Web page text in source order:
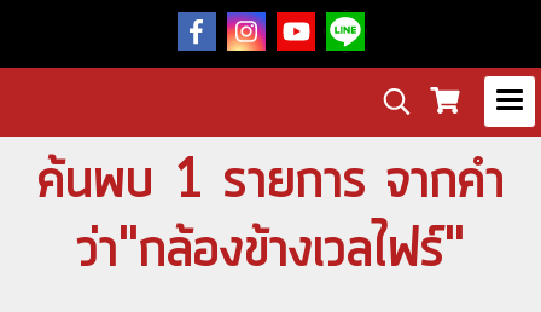
ค้นพบ 1 รายการ จากคำ
ว่า"กล้องข้างเวลไฟร์"